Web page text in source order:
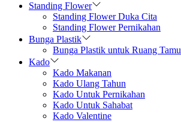
Standing Flower
Standing Flower Duka Cita
Standing Flower Pernikahan
Bunga Plastik
Bunga Plastik untuk Ruang Tamu
Kado
Kado Makanan
Kado Ulang Tahun
Kado Untuk Pernikahan
Kado Untuk Sahabat
Kado Valentine